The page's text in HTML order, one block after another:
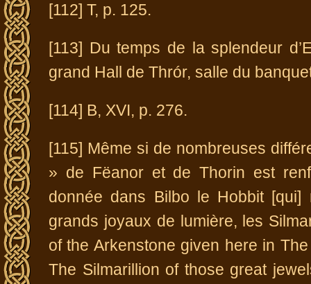
[112] T, p. 125.
[113] Du temps de la splendeur
grand Hall de Thrór, salle du
[114] B, XVI, p. 276.
[115] Même si de nombreuses
» de Fëanor et de Thorin est
donnée dans Bilbo le Hobbit
grands joyaux de lumière, les
of the Arkenstone given here in
The Silmarillion of those great